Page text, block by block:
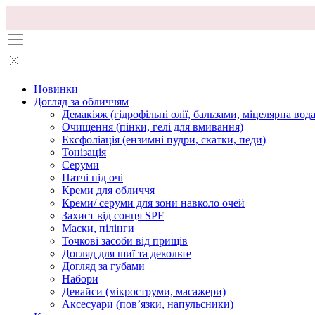
Новинки
Догляд за обличчям
Демакіяж (гідрофільні олії, бальзами, міцелярна
Очищення (пінки, гелі для вмивання)
Ексфоліація (ензимні пудри, скатки, педи)
Тонізація
Серуми
Патчі під очі
Креми для обличчя
Креми/ серуми для зони навколо очей
Захист від сонця SPF
Маски, пілінги
Точкові засоби від прищів
Догляд для шиї та декольте
Догляд за губами
Набори
Девайси (мікроструми, масажери)
Аксесуари (повʼязки, напульсники)